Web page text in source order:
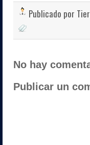
Publicado por
No hay
Publicar un